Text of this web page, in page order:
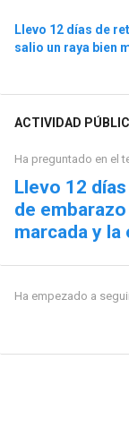
Llevo 12 días de
salio un raya bien
ACTIVIDAD
Ha preguntado en el
Llevo 12
de
marcada y
Ha empezado a